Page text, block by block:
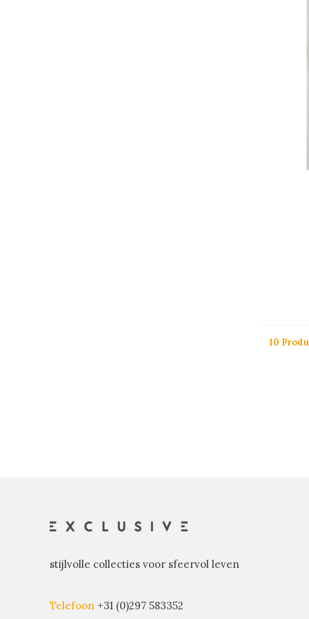
10
stijlvolle collecties voor sfeervol leven
Telefoon +31 (0)297 583352